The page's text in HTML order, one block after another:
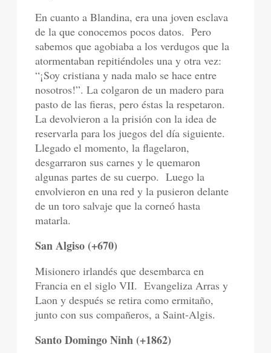
En cuanto a Blandina, era una joven esclava
de la que conocemos pocos datos. Pero
sabemos que agobiaba a los verdugos que la
atormentaban repitiéndoles una y otra vez:
“¡Soy cristiana y nada malo se hace entre
nosotros!”. La colgaron de un madero para
pasto de las fieras, pero éstas la respetaron.
La devolvieron a la prisión con la idea de
reservarla para los juegos del día siguiente.
Llegado el momento, la flagelaron,
desgarraron sus carnes y le quemaron
algunas partes de su cuerpo. Luego la
envolvieron en una red y la pusieron delante
de un toro salvaje que la corneó hasta
matarla.
San Algiso (+670)
Misionero irlandés que desembarca en
Francia en el siglo VII. Evangeliza Arras y
Laon y después se retira como ermitaño,
junto con sus compañeros, a Saint-Algis.
Santo Domingo Ninh (+1862)